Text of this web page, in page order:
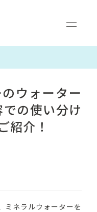
イド お問い合わせ
み
は
ウォーター
の使い分け
紹介！
ミネラルウォーターを